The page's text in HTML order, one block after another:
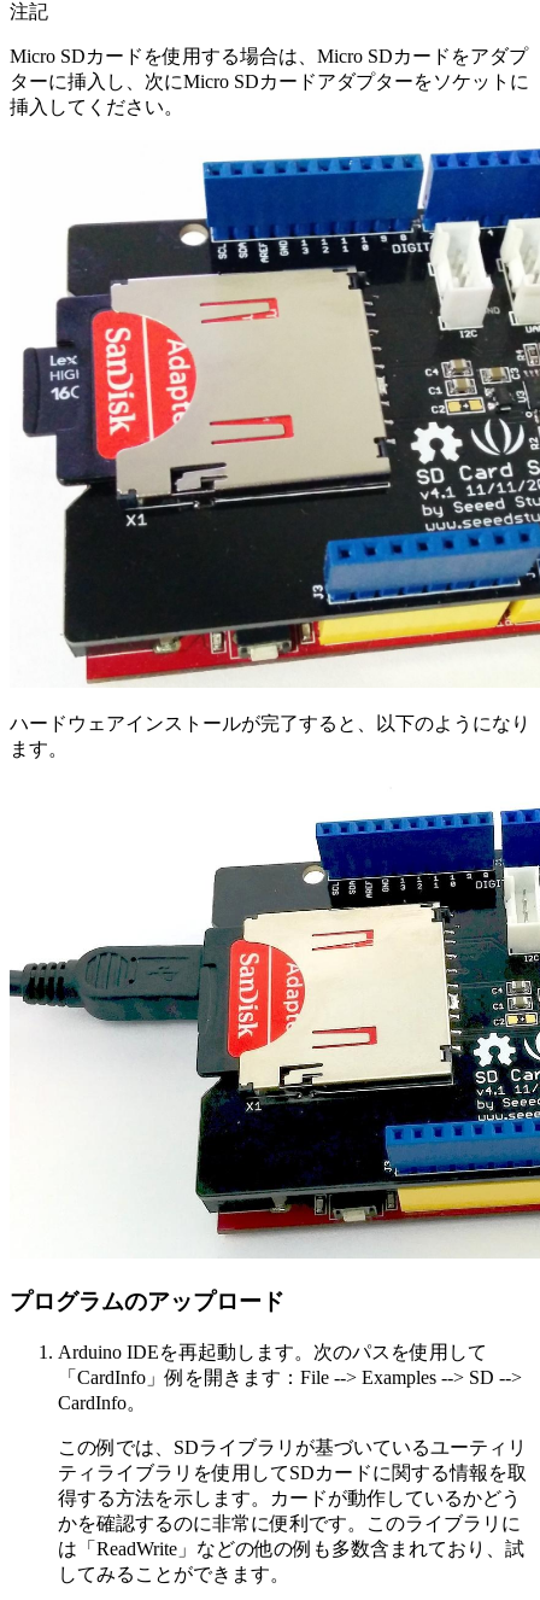
注記
Micro SDカードを使用する場合は、Micro SDカードをアダプ
ターに挿入し、次にMicro SDカードアダプターをソケットに
挿入してください。
ハードウェアインストールが完了すると、以下のようになり
ます。
プログラムのアップロード
Arduino IDEを再起動します。次のパスを使用して
「CardInfo」例を開きます：File --> Examples --> SD -->
CardInfo。
この例では、SDライブラリが基づいているユーティリ
ティライブラリを使用してSDカードに関する情報を取
得する方法を示します。カードが動作しているかどう
かを確認するのに非常に便利です。このライブラリに
は「ReadWrite」などの他の例も多数含まれており、試
してみることができます。